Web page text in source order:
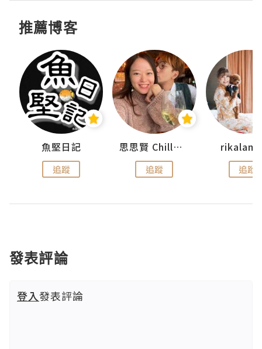
推薦博客
魚堅日記
追蹤
思思賢 ChillMyBabe
追蹤 追蹤
發表評論
登入發表評論